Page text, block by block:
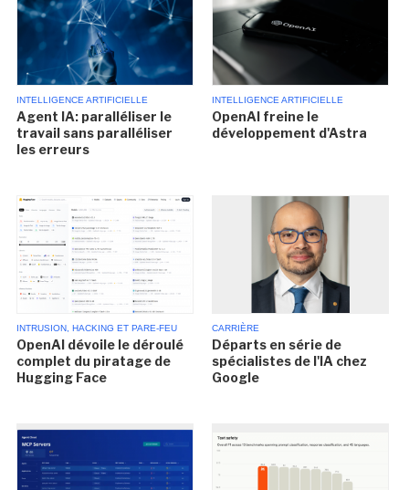
INTELLIGENCE ARTIFICIELLE
Agent IA: paralléliser le
travail sans paralléliser
les erreurs
INTELLIGENCE ARTIFICIELLE
OpenAI freine le
développement d'Astra
INTRUSION, HACKING ET PARE-FEU
OpenAI dévoile le déroulé
complet du piratage de
Hugging Face
CARRIÈRE
Départs en série de
spécialistes de l'IA chez
Google